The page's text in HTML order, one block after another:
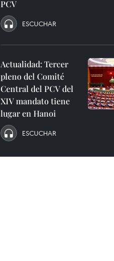
PCV
ESCUCHAR
Actualidad: Tercer
pleno del Comité
Central del PCV del
XIV mandato tiene
lugar en Hanoi
ESCUCHAR